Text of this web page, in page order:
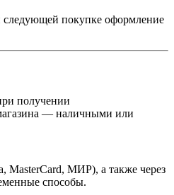
покупке оформление
получении
— наличными или
MasterCard, МИР), а также через
способы.